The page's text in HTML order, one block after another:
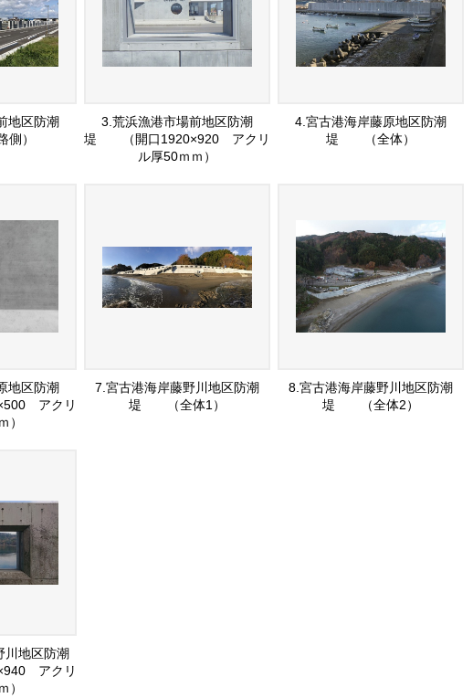
地区防潮
）
3.荒浜漁港市場前地区防潮
堤 （開口1920×920 アクリ
ル厚50ｍｍ）
4.宮古港海岸藤原地区防潮
堤 （全体）
地区防潮
アクリ
）
7.宮古港海岸藤野川地区防潮
堤 （全体1）
8.宮古港海岸藤野川地区防潮
堤 （全体2）
川地区防潮
アクリ
）